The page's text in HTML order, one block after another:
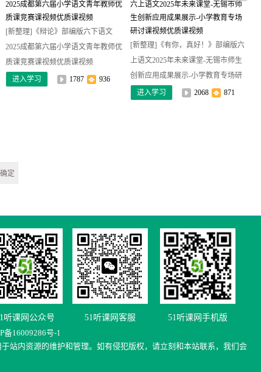
[新整理]《辩论》部编版六下语文
2025成都第六届小学语文青年教师优
质课竞赛课视频优质课视频
进入学习
1787 936
[新整理]《有你，真好！》部编版六
上语文2025年未来课堂-无锡市师生
创新应用成果展示-小学教育专场研
讨课视频优质课视频
进入学习 2068 871
备16009286号-1
站内资源的维护和管理。如有侵犯版权，请立刻和本站联系，我们会
听课网公众号 51听课网客服 51听课网手机版